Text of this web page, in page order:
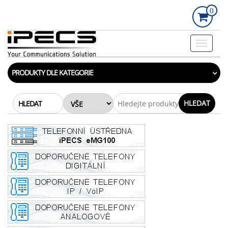
content
0
PRODUKTY DLE KATEGORIE
HLEDAT HLEDAT